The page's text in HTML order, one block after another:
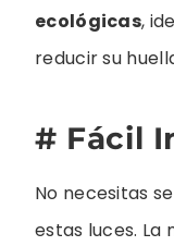
ecológicas,
reducir su
# Fácil
No necesitas
estas luces. La